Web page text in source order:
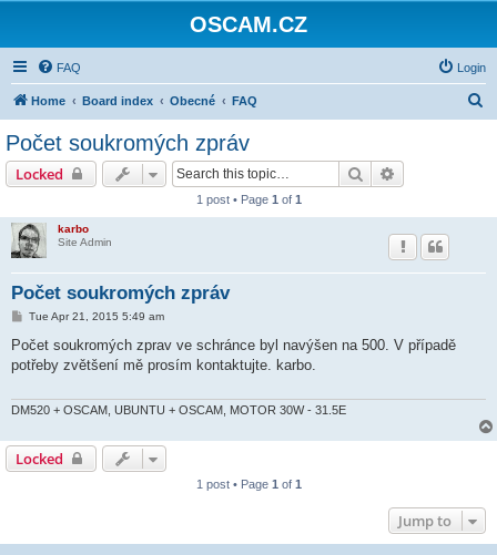
OSCAM.CZ
FAQ Login
Home Board index Obecné FAQ
Počet soukromých zpráv
Locked Search
1 post • Page 1 of 1
karbo
Site Admin
Počet soukromých zpráv
P
s
Tue Apr 21, 2015 5:49 am
Počet soukromých zprav ve schránce byl navýšen na 500. V případě
potřeby zvětšení mě prosím kontaktujte. karbo.
DM520 + OSCAM, UBUNTU + OSCAM, MOTOR 30W - 31.5E
Locked
1 post • Page 1 of 1
Jump to